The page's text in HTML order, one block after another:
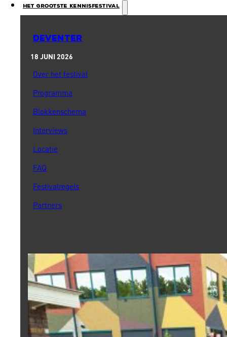
Het Grootste Kennisfestival
DEVENTER
18 JUNI 2026
Over het festival
Programma
Blokkenschema
Interviews
Locatie
FAQ
Festivalregels
Partners